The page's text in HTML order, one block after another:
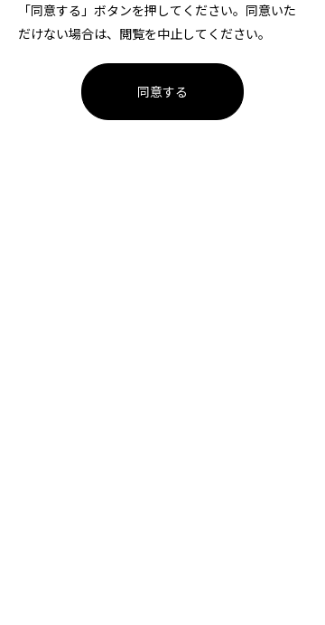
「同意する」ボタンを押してください。同意いた
だけない場合は、閲覧を中止してください。
同意する